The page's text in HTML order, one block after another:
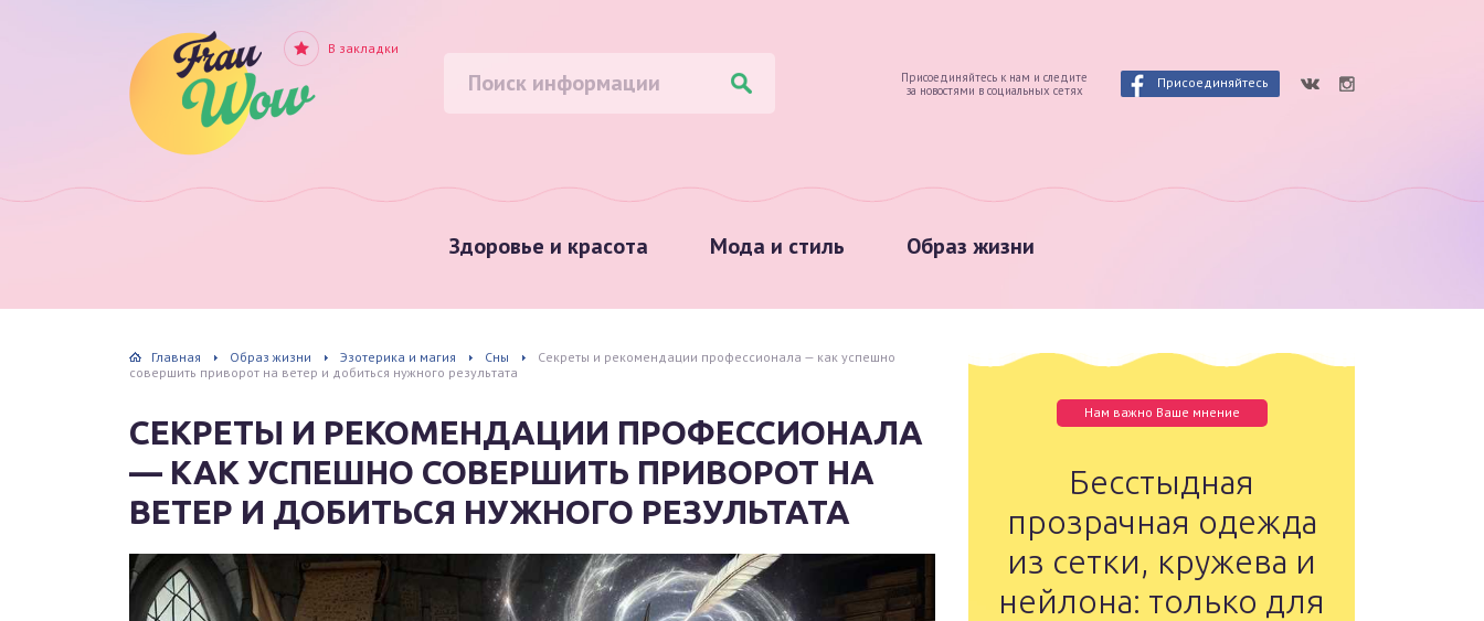
Здоровье и красота Мода и стиль Образ жизни
Присоединяйтесь к нам и следите
за новостями в социальных сетях
Присоединяйтесь
В закладки
Главная Образ жизни Эзотерика и магия Сны
Секреты и рекомендации профессионала — как успешно
совершить приворот на ветер и добиться нужного результата
СЕКРЕТЫ И РЕКОМЕНДАЦИИ ПРОФЕССИОНАЛА
— КАК УСПЕШНО СОВЕРШИТЬ ПРИВОРОТ НА
ВЕТЕР И ДОБИТЬСЯ НУЖНОГО РЕЗУЛЬТАТА
Нам важно Ваше мнение
Бесстыдная
прозрачная одежда
из сетки, кружева и
нейлона: только для